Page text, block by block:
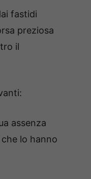
fastidi
preziosa
il
assenza
lo hanno